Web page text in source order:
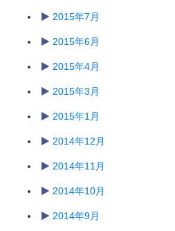
2015年7月
2015年6月
2015年4月
2015年3月
2015年1月
2014年12月
2014年11月
2014年10月
2014年9月